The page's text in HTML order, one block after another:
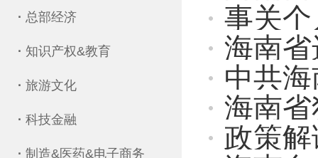
· 总部经济
· 知识产权&教育
· 旅游文化
· 科技金融
· 制造&医药&电子商务
事关个
海南省
中共海南省委办公
海南省
政策解读